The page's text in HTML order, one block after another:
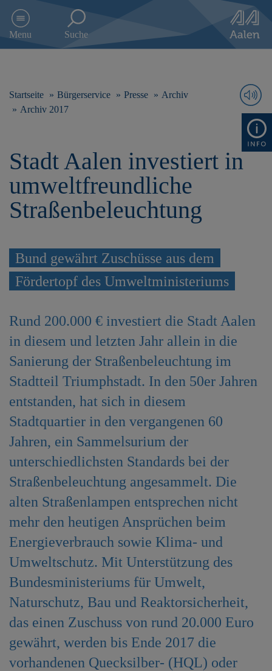
e
g
n
Menu Suche
Startseite Bürgerservice Presse
Archiv
Archiv 2017
Stadt Aalen investiert in
umweltfreundliche
Straßenbeleuchtung
Bund gewährt Zuschüsse aus dem
Fördertopf des Umweltministeriums
Rund 200.000 € investiert die Stadt Aalen
in diesem und letzten Jahr allein in die
Sanierung der Straßenbeleuchtung im
Stadtteil Triumphstadt. In den 50er Jahren
entstanden, hat sich in diesem
Stadtquartier in den vergangenen 60
Jahren, ein Sammelsurium der
unterschiedlichsten Standards bei der
Straßenbeleuchtung angesammelt. Die
alten Straßenlampen entsprechen nicht
mehr den heutigen Ansprüchen beim
Energieverbrauch sowie Klima- und
Umweltschutz. Mit Unterstützung des
Bundesministeriums für Umwelt,
Naturschutz, Bau und Reaktorsicherheit,
das einen Zuschuss von rund 20.000 Euro
gewährt, werden bis Ende 2017 die
vorhandenen Quecksilber- (HQL) oder